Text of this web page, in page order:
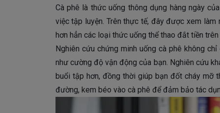
Cà phê là thức uống thông dụng hàng ngày
việc tập luyện. Trên thực tế, đây được xem
hơn hẳn các loại thức uống thể thao đắt tiền
Nghiên cứu chứng minh uống cà phê không
như cường độ vận động của bạn. Nghiên cứu
buổi tập hơn, đồng thời giúp bạn đốt cháy mỡ
đường, kem béo vào cà phê để đảm bảo tác